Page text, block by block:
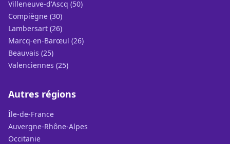
Villeneuve-d'Ascq (50)
Compiègne (30)
Lambersart (26)
Marcq-en-Barœul (26)
Beauvais (25)
Valenciennes (25)
Autres régions
Île-de-France
Auvergne-Rhône-Alpes
Occitanie